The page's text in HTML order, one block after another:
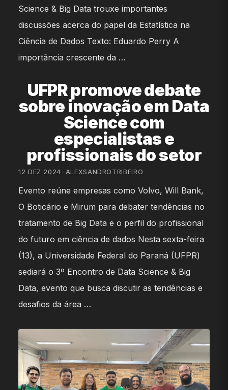
Science & Big Data trouxe importantes
discussões acerca do papel da Estatística na
Ciência de Dados Texto: Eduardo Perry A
importância crescente da …
UFPR promove debate
sobre inovação em Data
Science com
especialistas e
profissionais do setor
12 DEZ 2024 ALEXSANDROTRIBEIRO
Evento reúne empresas como Volvo, Will Bank,
O Boticário e Mirum para debater tendências no
tratamento de Big Data e o perfil do profissional
do futuro em ciência de dados Nesta sexta-feira
(13), a Universidade Federal do Paraná (UFPR)
sediará o 3º Encontro de Data Science & Big
Data, evento que busca discutir as tendências e
desafios da área …